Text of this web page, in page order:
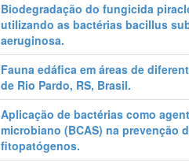
Biodegradação do fungicida
utilizando as bactérias bacillus
aeruginosa.
Fauna edáfica em áreas de
de Rio Pardo, RS, Brasil.
Aplicação de bactérias como
microbiano (BCAS) na prevenção
fitopatógenos.